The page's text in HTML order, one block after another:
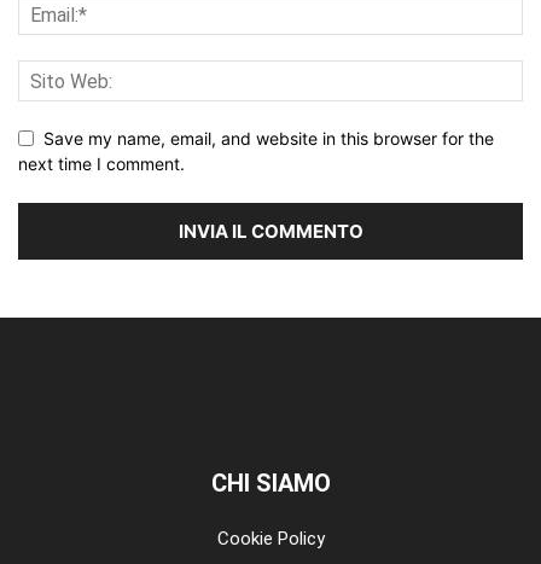
Save my name, email, and website in this browser for the
next time I comment.
CHI SIAMO
Cookie Policy